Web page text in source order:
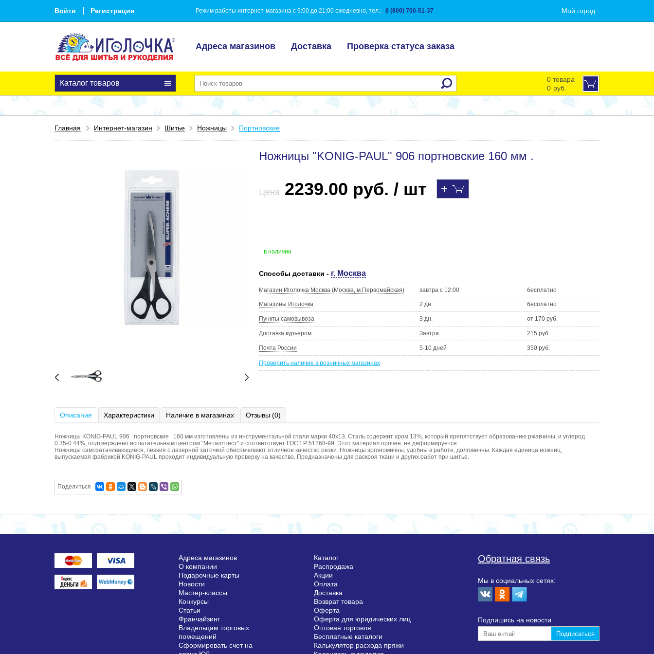
Войти Регистрация Режим работы интернет-магазина с 9:00 до 21:00 ежедневно, тел.: 8 (800) 700-51-37 Мой город:
Адреса магазинов Доставка Проверка статуса заказа
Каталог товаров
0 товара
0 руб.
Главная Интернет-магазин Шитье Ножницы Портновские
Ножницы "KONIG-PAUL" 906 портновские 160 мм .
Цена 2239.00 руб. / шт
в наличии
Способы доставки - г. Москва
Магазин Иголочка Москва (Москва, м.Первомайская) завтра с 12:00 бесплатно
Магазины Иголочка 2 дн. бесплатно
Пункты самовывоза 3 дн. от 170 руб.
Доставка курьером Завтра 215 руб.
Почта России 5-10 дней 350 руб.
Проверить наличие в розничных магазинах
Описание Характеристики Наличие в магазинах Отзывы (0)
Ножницы KONIG-PAUL 906 портновские 160 мм изготовлены из инструментальной стали марки 40х13. Сталь содержит хром 13%, который препятствует образованию ржавчины, и углерод
0.35-0.44%, подтверждено испытательным центром "Металлтест" и соответствует ГОСТ Р 51268-99. Этот материал прочен, не деформируется.
Ножницы самозатачивающиеся, лезвия с лазерной заточкой обеспечивают отличное качество резки. Ножницы эргономичны, удобны в работе, долговечны. Каждая единица ножниц,
выпускаемая фабрикой KONIG-PAUL проходит индивидуальную проверку на качество. Предназначены для раскроя ткани и других работ при шитье.
Поделиться
Адреса магазинов
О компании
Подарочные карты
Новости
Мастер-классы
Конкурсы
Статьи
Франчайзинг
Владельцам торговых
помещений
Сформировать счет на
Каталог
Распродажа
Акции
Оплата
Доставка
Возврат товара
Оферта
Оферта для юридических лиц
Оптовая торговля
Бесплатные каталоги
Калькулятор расхода пряжи
Обратная связь
Мы в социальных сетях:
Подпишиcь на новости